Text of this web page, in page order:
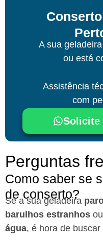
A sua
ou está
Assistência
com
Solicite
Perguntas
Como saber se
de conserto?
Se a sua geladeira
barulhos estranhos
água, é hora de